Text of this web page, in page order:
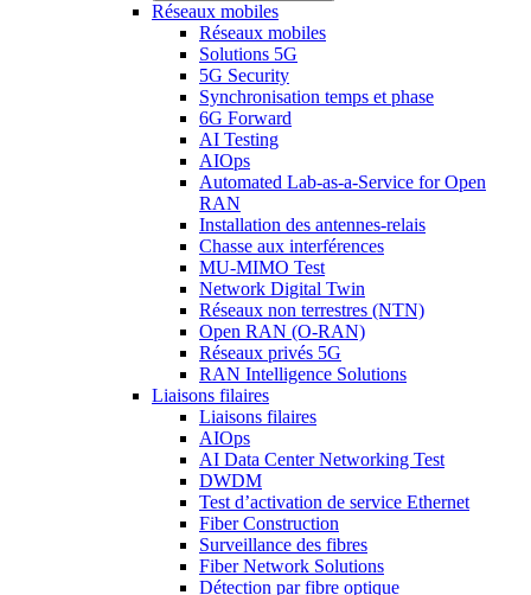
Réseaux mobiles
Réseaux mobiles
Solutions 5G
5G Security
Synchronisation temps et phase
6G Forward
AI Testing
AIOps
Automated Lab-as-a-Service for Open
RAN
Installation des antennes-relais
Chasse aux interférences
MU-MIMO Test
Network Digital Twin
Réseaux non terrestres (NTN)
Open RAN (O-RAN)
Réseaux privés 5G
RAN Intelligence Solutions
Liaisons filaires
Liaisons filaires
AIOps
AI Data Center Networking Test
DWDM
Test d’activation de service Ethernet
Fiber Construction
Surveillance des fibres
Fiber Network Solutions
Détection par fibre optique